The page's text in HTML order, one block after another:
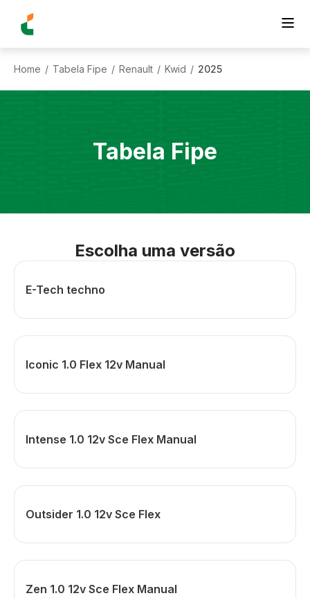
Home / Tabela Fipe / Renault / Kwid / 2025
Tabela Fipe
Escolha uma versão
E-Tech techno
Iconic 1.0 Flex 12v Manual
Intense 1.0 12v Sce Flex Manual
Outsider 1.0 12v Sce Flex
Zen 1.0 12v Sce Flex Manual